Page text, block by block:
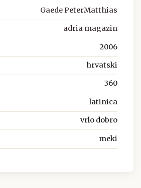
Gaede PeterMatthias
adria magazin
2006
hrvatski
360
latinica
vrlo dobro
meki